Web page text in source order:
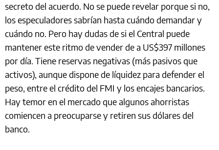
secreto del acuerdo. No se puede revelar porque si no,
los especuladores sabrían hasta cuándo demandar y
cuándo no. Pero hay dudas de si el Central puede
mantener este ritmo de vender de a US$397 millones
por día. Tiene reservas negativas (más pasivos que
activos), aunque dispone de líquidez para defender el
peso, entre el crédito del FMI y los encajes bancarios.
Hay temor en el mercado que algunos ahorristas
comiencen a preocuparse y retiren sus dólares del
banco.